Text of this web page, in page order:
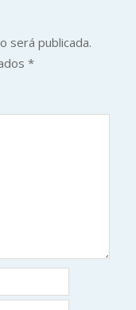
será publicada.
*